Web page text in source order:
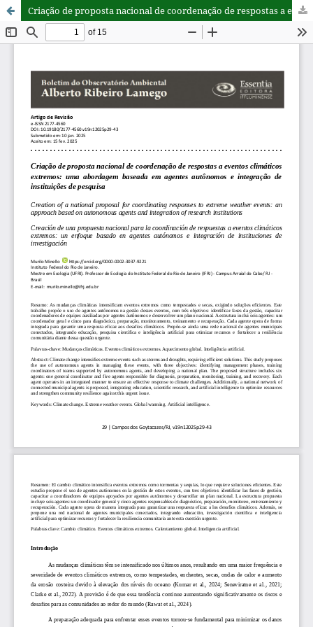
Criação de proposta nacional de coordenação de respostas a eventos climáticos extremos: uma abordagem baseada em agentes autônomos e integração de instituições de pesquisa